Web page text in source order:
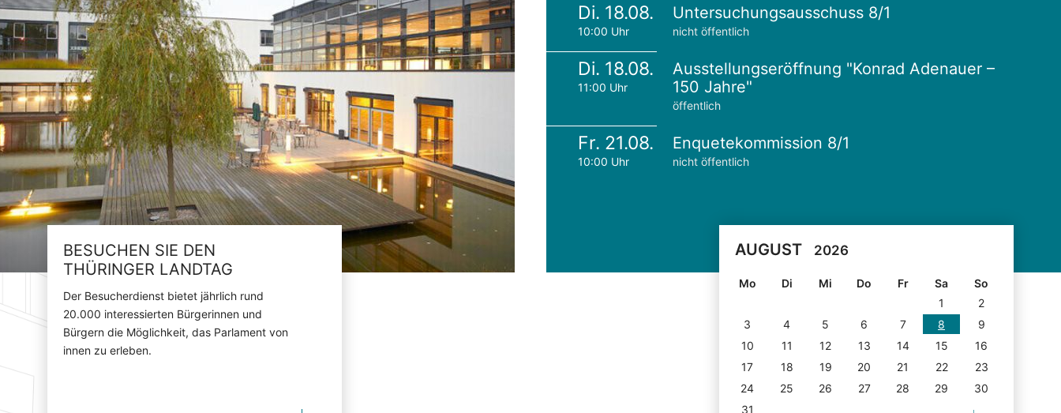
BESUCHEN SIE DEN
THÜRINGER LANDTAG
Der Besucherdienst bietet jährlich rund
20.000 interessierten Bürgerinnen und
Bürgern die Möglichkeit, das Parlament von
innen zu erleben.
Di. 18.08.
10:00 Uhr
Untersuchungsausschuss 8/1
nicht öffentlich
Di. 18.08.
11:00 Uhr
Ausstellungseröffnung "Konrad Adenauer –
150 Jahre"
öffentlich
Fr. 21.08.
10:00 Uhr
Enquetekommission 8/1
nicht öffentlich
AUGUST 2026
Mo Di Mi Do Fr Sa
So
1
2
3
4 5 6 7 8
9
10
11 12 13 14 15
16
17
18 19 20 21 22
23
24
25 26 27 28 29
30
31